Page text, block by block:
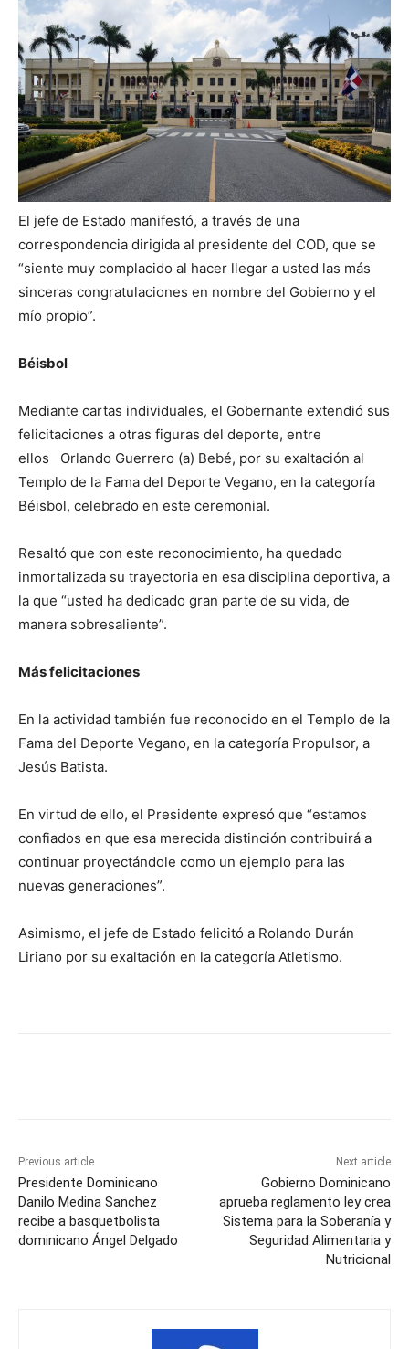
El jefe de Estado manifestó, a través de una
correspondencia dirigida al presidente del COD, que se
“siente muy complacido al hacer llegar a usted las más
sinceras congratulaciones en nombre del Gobierno y el
mío propio”.
Béisbol
Mediante cartas individuales, el Gobernante extendió sus
felicitaciones a otras figuras del deporte, entre
ellos Orlando Guerrero (a) Bebé, por su exaltación al
Templo de la Fama del Deporte Vegano, en la categoría
Béisbol, celebrado en este ceremonial.
Resaltó que con este reconocimiento, ha quedado
inmortalizada su trayectoria en esa disciplina deportiva, a
la que “usted ha dedicado gran parte de su vida, de
manera sobresaliente”.
Más felicitaciones
En la actividad también fue reconocido en el Templo de la
Fama del Deporte Vegano, en la categoría Propulsor, a
Jesús Batista.
En virtud de ello, el Presidente expresó que “estamos
confiados en que esa merecida distinción contribuirá a
continuar proyectándole como un ejemplo para las
nuevas generaciones”.
Asimismo, el jefe de Estado felicitó a Rolando Durán
Liriano por su exaltación en la categoría Atletismo.
Previous article
Presidente Dominicano
Danilo Medina Sanchez
recibe a basquetbolista
dominicano Ángel Delgado
Next article
Gobierno Dominicano
aprueba reglamento ley crea
Sistema para la Soberanía y
Seguridad Alimentaria y
Nutricional